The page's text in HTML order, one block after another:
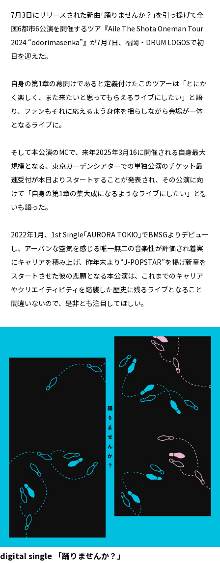
7月3日にリリースされた新曲｢踊りませんか？｣を引っ提げて全
国6都市6公演を開催するツア『Aile The Shota Oneman Tour
2024 “odorimasenka”』が7月7日、福岡・DRUM LOGOSで初
日を迎えた。
自身の第1章の幕開けであると定義付けたこのツアーは「とにか
く楽しく、また来たいと思ってもらえるライブにしたい」と語
り、ファンもそれに応えるよう身体を揺らしながら会場が一体
となるライブに。
そして本公演のMCで、来年2025年3月16に開催される自身最大
規模となる、東京ガーデンシアターでの単独公演のチケット最
速受付が本日よりスタートすることが発表され、その公演に向
けて「自身の第1章の集大成になるようなライブにしたい」と想
いも語った。
2022年1月、1st Single｢AURORA TOKIO｣でBMSGよりデビュー
し、アーバンな空気を感じる唯一無二の音楽性が評価され着実
にキャリアを積み上げ、昨年末より“J-POPSTAR”を掲げ新章を
スタートさせた彼の悲願となる本公演は、これまでのキャリア
やクリエイティビティを踏襲した歴史に残るライブとなること
間違いないので、是非とも注目してほしい。
digital single 「踊りませんか？」